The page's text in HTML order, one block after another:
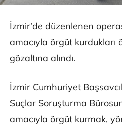
İzmir’de düzenlenen
amacıyla örgüt kurdukları
gözaltına alındı.
İzmir Cumhuriyet
Suçlar Soruşturma
amacıyla örgüt kurmak,